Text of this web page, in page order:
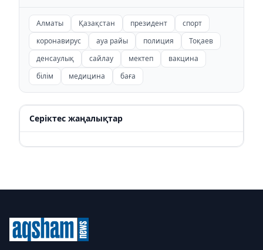
Алматы Қазақстан президент
спорт
коронавирус
ауа райы полиция
Тоқаев
денсаулық
сайлау мектеп
вакцина
білім
медицина баға
Серіктес жаңалықтар